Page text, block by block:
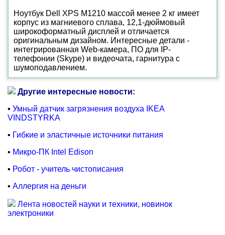
Ноутбук Dell XPS M1210 массой менее 2 кг имеет
корпус из магниевого сплава, 12,1-дюймовый
широкоформатный дисплей и отличается
оригинальным дизайном. Интересные детали -
интегрированная Web-камера, ПО для IP-
телефонии (Skype) и видеочата, гарнитура с
шумоподавлением.
Другие интересные новости:
▪ Умный датчик загрязнения воздуха IKEA
VINDSTYRKA
▪ Гибкие и эластичные источники питания
▪ Микро-ПК Intel Edison
▪ Робот - учитель чистописания
▪ Аллергия на деньги
Лента новостей науки и техники, новинок
электроники